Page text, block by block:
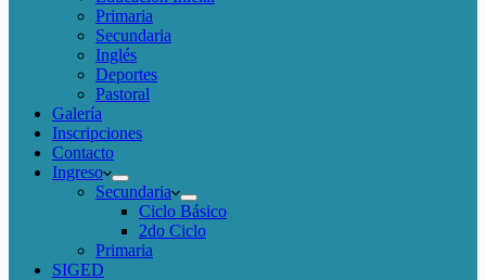
Primaria
Secundaria
Inglés
Deportes
Pastoral
Galería
Inscripciones
Contacto
Ingreso
Secundaria
Ciclo Básico
2do Ciclo
Primaria
SIGED